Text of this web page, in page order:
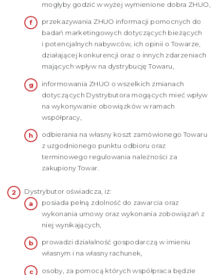
mogłyby godzić w wyżej wymienione dobra ZHUO,
przekazywania ZHUO informacji pomocnych do
badań marketingowych dotyczących bieżących
i potencjalnych nabywców, ich opinii o Towarze,
działającej konkurencji oraz o innych zdarzeniach
mających wpływ na dystrybucję Towaru,
informowania ZHUO o wszelkich zmianach
dotyczących Dystrybutora mogących mieć wpływ
na wykonywanie obowiązków w ramach
współpracy,
odbierania na własny koszt zamówionego Towaru
z uzgodnionego punktu odbioru oraz
terminowego regulowania należności za
zakupiony Towar.
Dystrybutor oświadcza, iż:
posiada pełną zdolność do zawarcia oraz
wykonania umowy oraz wykonania zobowiązań z
niej wynikających,
prowadzi działalność gospodarczą w imieniu
własnym i na własny rachunek,
osoby, za pomocą których współpraca będzie